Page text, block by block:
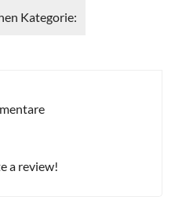
Kategorie:
a review!